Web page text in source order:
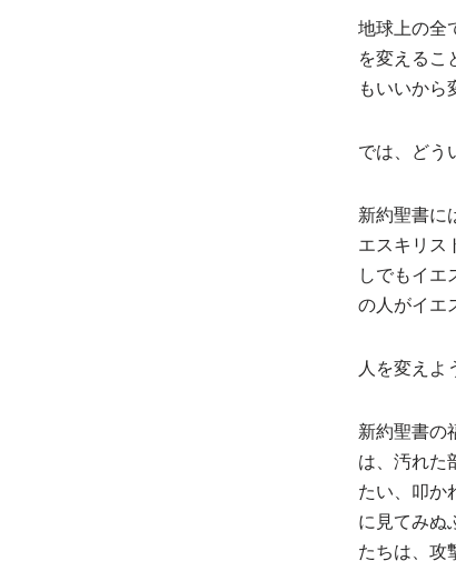
地球上の全
を変えるこ
もいいから
では、どう
新約聖書に
エスキリス
しでもイエ
の人がイエ
人を変えよ
新約聖書の
は、汚れた
たい、叩か
に見てみぬ
たちは、攻